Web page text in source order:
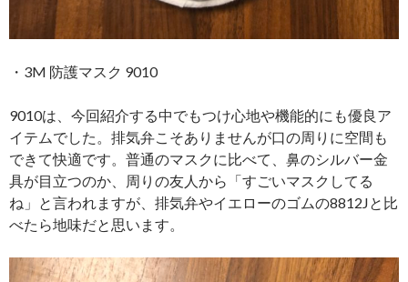
・3M 防護マスク 9010
9010は、今回紹介する中でもつけ心地や機能的にも優良ア
イテムでした。排気弁こそありませんが口の周りに空間も
できて快適です。普通のマスクに比べて、鼻のシルバー金
具が目立つのか、周りの友人から「すごいマスクしてる
ね」と言われますが、排気弁やイエローのゴムの8812Jと比
べたら地味だと思います。